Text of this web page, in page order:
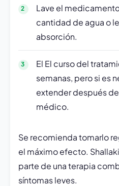
Lave el
cantidad de agua o
absorción.
El El curso del
semanas, pero si es
extender después
médico.
Se recomienda tomarlo
el máximo efecto.
parte de una terapia
síntomas leves.